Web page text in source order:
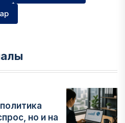
но и на